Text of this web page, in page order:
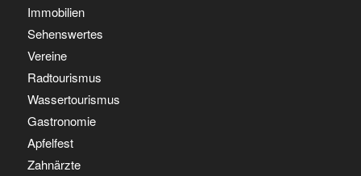
Immobilien
Sehenswertes
Vereine
Radtourismus
Wassertourismus
Gastronomie
Apfelfest
Zahnärzte